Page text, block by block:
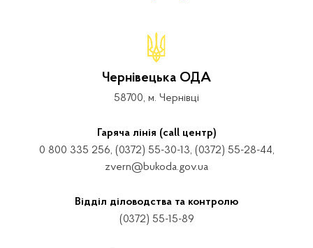
Чернівецька ОДА
58700, м. Чернівці
Гаряча лінія (call центр)
0 800 335 256, (0372) 55-30-13, (0372) 55-28-44,
zvern@bukoda.gov.ua
Відділ діловодства та контролю
(0372) 55-15-89